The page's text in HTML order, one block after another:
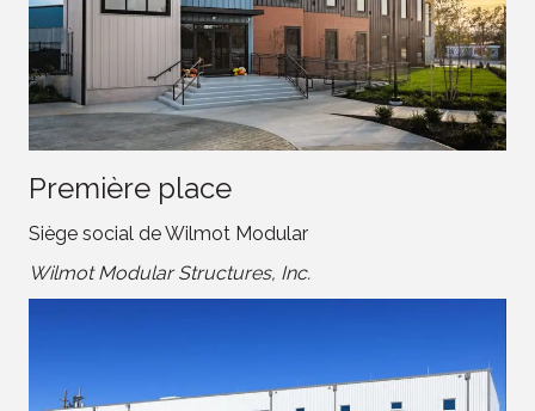
Première place
Siège social de Wilmot Modular
Wilmot Modular Structures, Inc.